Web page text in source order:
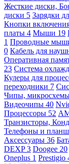
Жесткие диски,
диски 5 Зарядки
Кнопки
платы 4 Мыши 19
1 Проводные
0 Кабель для
Оперативная
23 Система
Кулеры для
переходники 7
Чипы,
Видеочипы 40
Процессоры 52
Транзисторы,
Телефоны и
Аксессуары 36
DEXP3 Doogee 20
Oneplus 1 Prestigio